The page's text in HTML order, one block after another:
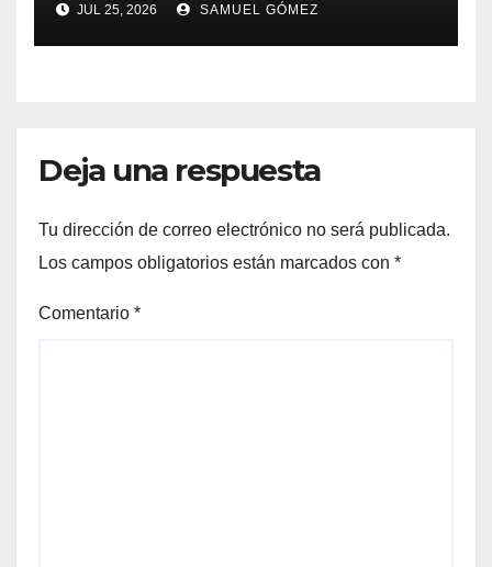
JUL 25, 2026 SAMUEL GÓMEZ
Deja una respuesta
Tu dirección de correo electrónico no será publicada.
Los campos obligatorios están marcados con *
Comentario *